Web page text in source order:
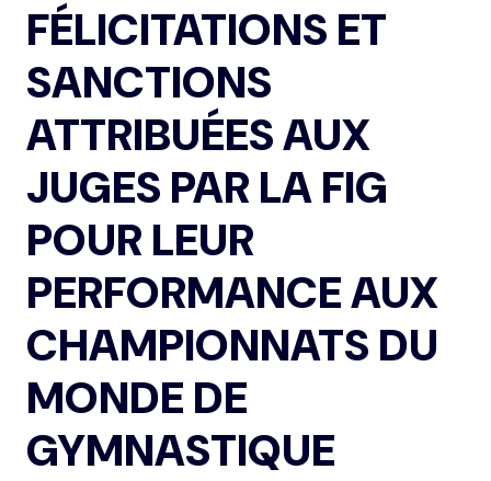
FÉLICITATIONS ET
SANCTIONS
ATTRIBUÉES AUX
JUGES PAR LA FIG
POUR LEUR
PERFORMANCE AUX
CHAMPIONNATS DU
MONDE DE
GYMNASTIQUE